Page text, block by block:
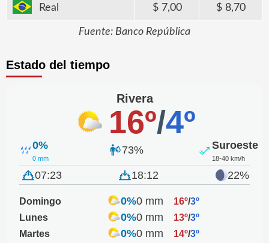
Real 7,00 8,70
Fuente: Banco República
Estado del tiempo
Rivera
16º/4º
0%
0 mm
73% Suroeste
18-40 km/h
07:23 18:12 22%
Domingo 0%0 mm 16º/3º
Lunes
0%0 mm 13º/3º
Martes
0%0 mm 14º/3º